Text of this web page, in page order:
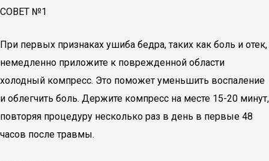
СОВЕТ №1
При первых признаках ушиба бедра, таких как боль и отек,
немедленно приложите к поврежденной области
холодный компресс. Это поможет уменьшить воспаление
и облегчить боль. Держите компресс на месте 15-20 минут,
повторяя процедуру несколько раз в день в первые 48
часов после травмы.